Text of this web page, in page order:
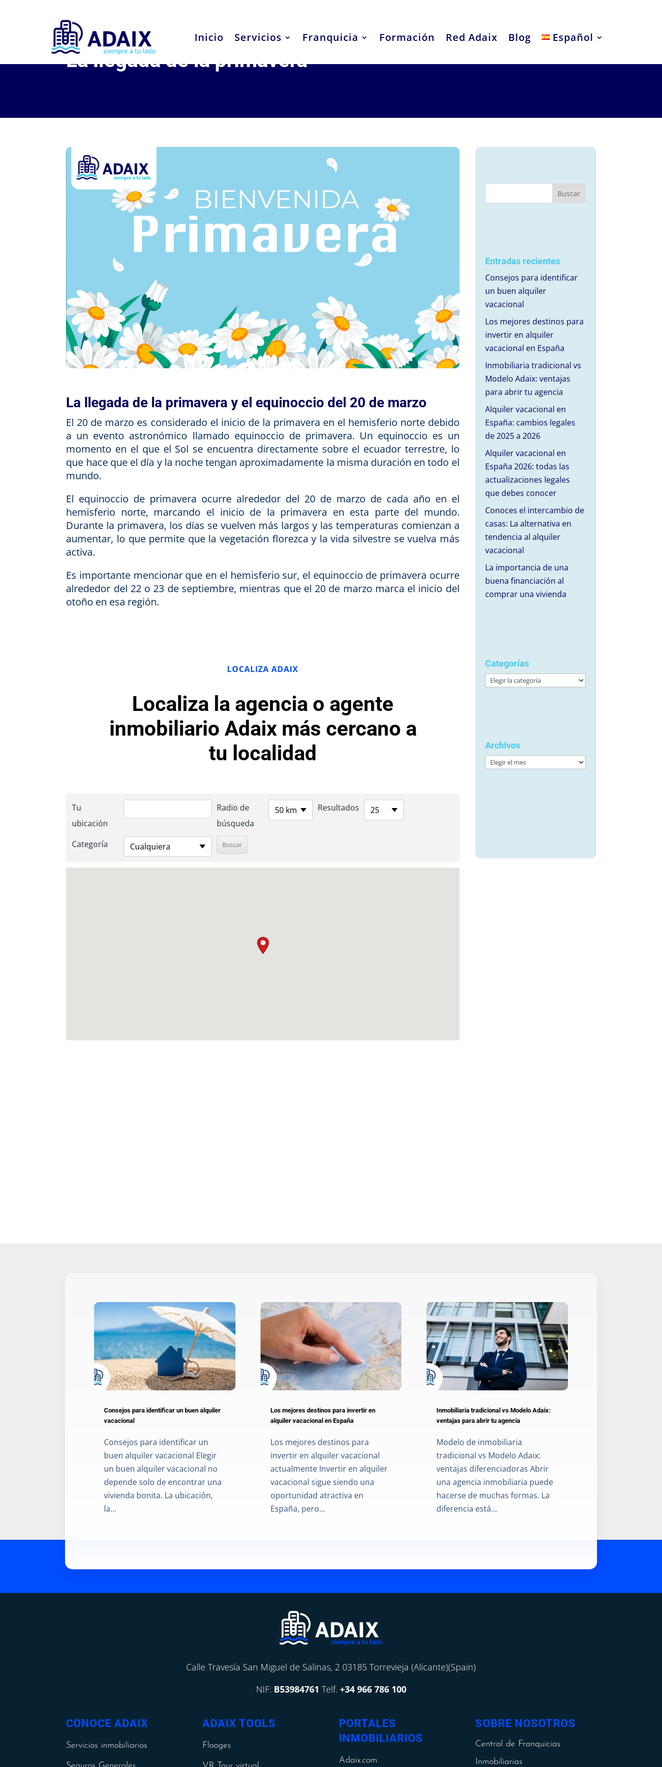
Inicio Servicios Franquicia Formación Red Adaix Blog Español
La llegada de la primavera
La llegada de la primavera y el equinoccio del 20 de marzo
El 20 de marzo es considerado el inicio de la primavera en el hemisferio norte debido
a un evento astronómico llamado equinoccio de primavera. Un equinoccio es un
momento en el que el Sol se encuentra directamente sobre el ecuador terrestre, lo
que hace que el día y la noche tengan aproximadamente la misma duración en todo el
mundo.
El equinoccio de primavera ocurre alrededor del 20 de marzo de cada año en el
hemisferio norte, marcando el inicio de la primavera en esta parte del mundo.
Durante la primavera, los días se vuelven más largos y las temperaturas comienzan a
aumentar, lo que permite que la vegetación florezca y la vida silvestre se vuelva más
activa.
Es importante mencionar que en el hemisferio sur, el equinoccio de primavera ocurre
alrededor del 22 o 23 de septiembre, mientras que el 20 de marzo marca el inicio del
otoño en esa región.
LOCALIZA ADAIX
Localiza la agencia o agente
inmobiliario Adaix más cercano a
tu localidad
Tu
ubicación
Radio de
búsqueda
50 km Resultados 25
Categoría Cualquiera
Entradas recientes
Consejos para identificar
un buen alquiler
vacacional
Los mejores destinos para
invertir en alquiler
vacacional en España
Inmobiliaria tradicional vs
Modelo Adaix: ventajas
para abrir tu agencia
Alquiler vacacional en
España: cambios legales
de 2025 a 2026
Alquiler vacacional en
España 2026: todas las
actualizaciones legales
que debes conocer
Conoces el intercambio de
casas: La alternativa en
tendencia al alquiler
vacacional
La importancia de una
buena financiación al
comprar una vivienda
Categorías
Categorías
Archivos
Archivos
Consejos para identificar un buen alquiler
vacacional
Consejos para identificar un
buen alquiler vacacional Elegir
un buen alquiler vacacional no
depende solo de encontrar una
vivienda bonita. La ubicación,
la...
Los mejores destinos para invertir en
alquiler vacacional en España
Los mejores destinos para
invertir en alquiler vacacional
actualmente Invertir en alquiler
vacacional sigue siendo una
oportunidad atractiva en
España, pero...
Inmobiliaria tradicional vs Modelo Adaix:
ventajas para abrir tu agencia
Modelo de inmobiliaria
tradicional vs Modelo Adaix:
ventajas diferenciadoras Abrir
una agencia inmobiliaria puede
hacerse de muchas formas. La
diferencia está...
Calle Travesía San Miguel de Salinas, 2 03185 Torrevieja (Alicante)(Spain)
NIF: B53984761 Telf. +34 966 786 100
CONOCE ADAIX
Servicios inmobiliarios
ADAIX TOOLS
Flooges
PORTALES
INMOBILIARIOS
Adaix.com
SOBRE NOSOTROS
Central de Franquicias
Inmobiliarias